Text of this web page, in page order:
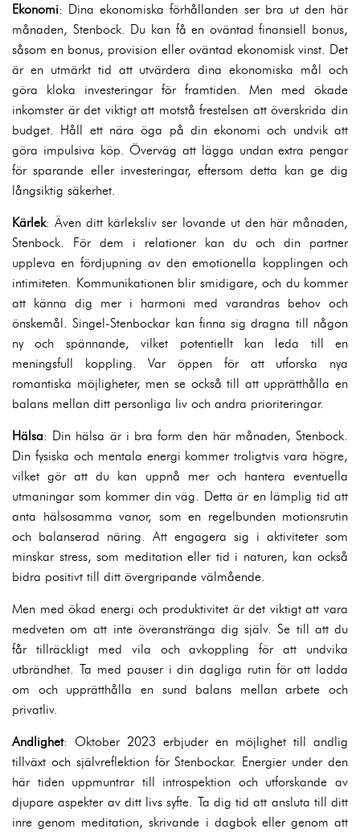
Ekonomi: Dina ekonomiska förhållanden ser bra ut den här
månaden, Stenbock. Du kan få en oväntad finansiell bonus,
såsom en bonus, provision eller oväntad ekonomisk vinst. Det
är en utmärkt tid att utvärdera dina ekonomiska mål och
göra kloka investeringar för framtiden. Men med ökade
inkomster är det viktigt att motstå frestelsen att överskrida din
budget. Håll ett nära öga på din ekonomi och undvik att
göra impulsiva köp. Överväg att lägga undan extra pengar
för sparande eller investeringar, eftersom detta kan ge dig
långsiktig säkerhet.
Kärlek: Även ditt kärleksliv ser lovande ut den här månaden,
Stenbock. För dem i relationer kan du och din partner
uppleva en fördjupning av den emotionella kopplingen och
intimiteten. Kommunikationen blir smidigare, och du kommer
att känna dig mer i harmoni med varandras behov och
önskemål. Singel-Stenbockar kan finna sig dragna till någon
ny och spännande, vilket potentiellt kan leda till en
meningsfull koppling. Var öppen för att utforska nya
romantiska möjligheter, men se också till att upprätthålla en
balans mellan ditt personliga liv och andra prioriteringar.
Hälsa: Din hälsa är i bra form den här månaden, Stenbock.
Din fysiska och mentala energi kommer troligtvis vara högre,
vilket gör att du kan uppnå mer och hantera eventuella
utmaningar som kommer din väg. Detta är en lämplig tid att
anta hälsosamma vanor, som en regelbunden motionsrutin
och balanserad näring. Att engagera sig i aktiviteter som
minskar stress, som meditation eller tid i naturen, kan också
bidra positivt till ditt övergripande välmående.
Men med ökad energi och produktivitet är det viktigt att vara
medveten om att inte överanstränga dig själv. Se till att du
får tillräckligt med vila och avkoppling för att undvika
utbrändhet. Ta med pauser i din dagliga rutin för att ladda
om och upprätthålla en sund balans mellan arbete och
privatliv.
Andlighet: Oktober 2023 erbjuder en möjlighet till andlig
tillväxt och självreflektion för Stenbockar. Energier under den
här tiden uppmuntrar till introspektion och utforskande av
djupare aspekter av ditt livs syfte. Ta dig tid att ansluta till ditt
inre genom meditation, skrivande i dagbok eller genom att